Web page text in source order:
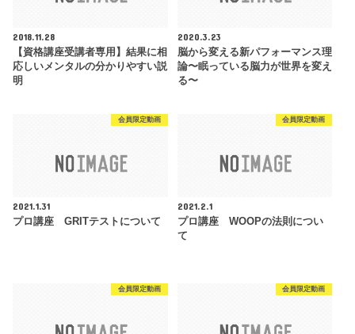
2018.11.28
【資格講座受講者専用】結果に相
応しいメンタルの分かりやすい説
明
2020.3.23
脳から変える新パフォーマンス理
論〜眠っている脳力が世界を変え
る〜
会員限定動画
2021.1.31
プロ講座 GRITテストについて
会員限定動画
2021.2.1
プロ講座 WOOPの法則につい
て
会員限定動画 会員限定動画